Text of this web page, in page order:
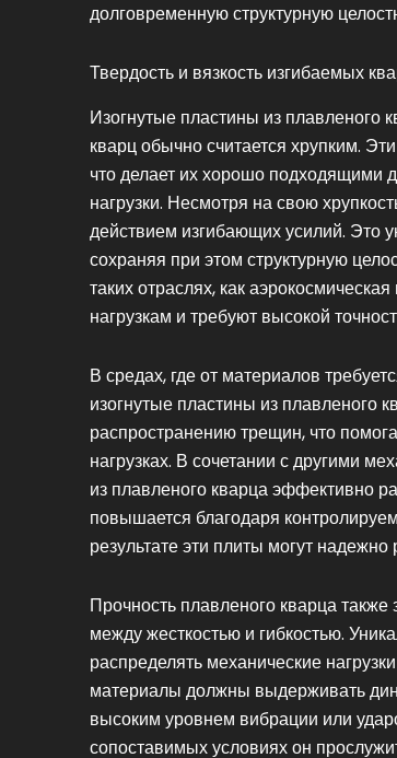
долговременную структурную
Твердость и вязкость изгибаемых
Изогнутые пластины из плавленого
кварц обычно считается хрупким.
что делает их хорошо подходящими
нагрузки. Несмотря на свою
действием изгибающих усилий. Это
сохраняя при этом структурную
таких отраслях, как
нагрузкам и требуют высокой
В средах, где от материалов
изогнутые пластины из плавленого
распространению трещин, что
нагрузках. В сочетании с другими
из плавленого кварца эффективно
повышается благодаря
результате эти плиты могут
Прочность плавленого кварца также
между жесткостью и гибкостью.
распределять механические
материалы должны выдерживать
высоким уровнем вибрации или
сопоставимых условиях он